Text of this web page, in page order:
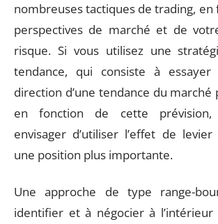
nombreuses tactiques de trading, en
perspectives de marché et de
risque. Si vous utilisez une
tendance, qui consiste à
direction d’une tendance du marché
en fonction de cette prévision,
envisager d’utiliser l’effet de
une position plus importante.
Une approche de type range-
identifier et à négocier à l’intérieur